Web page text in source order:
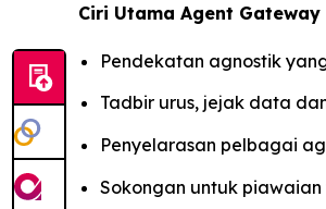
Ciri Utama Agent Gateway
Pendekatan agnostik
Tadbir urus, jejak data
Penyelarasan pelbagai
Sokongan untuk